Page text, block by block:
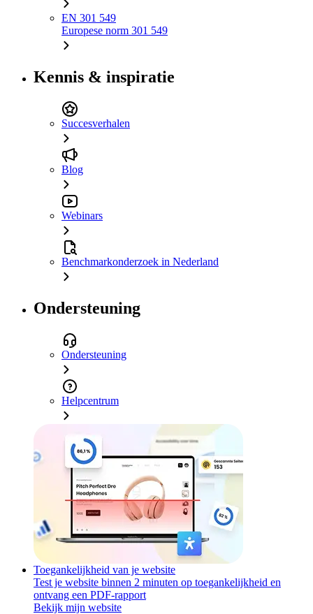
EN 301 549
Europese norm 301 549
Kennis & inspiratie
Succesverhalen
Blog
Webinars
Benchmarkonderzoek in Nederland
Ondersteuning
Ondersteuning
Helpcentrum
Toegankelijkheid van je website
Test je website binnen 2 minuten op toegankelijkheid en
ontvang een PDF-rapport
Bekijk mijn website